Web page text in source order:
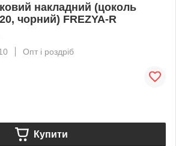
накладний (цоколь
чорний) FREZYA-R
Опт і роздріб
Купити